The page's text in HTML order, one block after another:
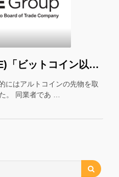
シカゴ先物市場(CME)「ビットコイン以外の先物はやりません」
にはアルトコインの先物を取
。 同業者であ …